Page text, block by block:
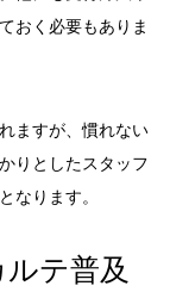
おく必要もありま
ますが、慣れない
りとしたスタッフ
なります。
テ普及